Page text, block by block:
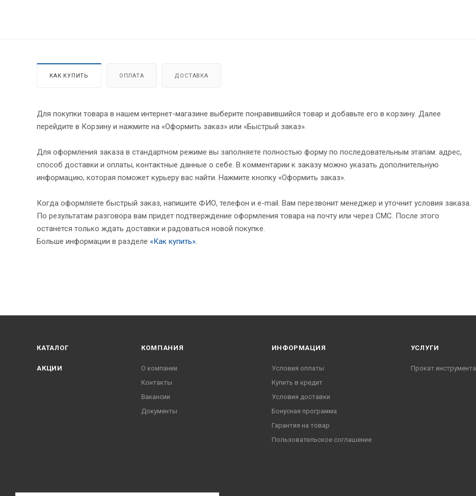
КАК КУПИТЬ ОПЛАТА ДОСТАВКА
Для покупки товара в нашем интернет-магазине выберите понравившийся товар и добавьте его в корзину. Далее
перейдите в Корзину и нажмите на «Оформить заказ» или «Быстрый заказ».
Для оформления заказа в стандартном режиме вы заполняете полностью форму по последовательным этапам: адрес,
способ доставки и оплаты, контактные данные о себе. В комментарии к заказу можно указать дополнительную
информацию, которая поможет курьеру вас найти. Нажмите кнопку «Оформить заказ».
Когда оформляете быстрый заказ, напишите ФИО, телефон и e-mail. Вам перезвонит менеджер и уточнит условия заказа.
По результатам разговора вам придет подтверждение оформления товара на почту или через СМС. После этого
останется только ждать доставки и радоваться новой покупке.
Больше информации в разделе «Как купить».
КАТАЛОГ
АКЦИИ
КОМПАНИЯ
О компании
Контакты
Вакансии
Документы
ИНФОРМАЦИЯ
Условия оплаты
Купить в кредит
Условия доставки
Бонусная программа
Гарантия на товар
Пользовательское соглашение
УСЛУГИ
Прокат инструмента